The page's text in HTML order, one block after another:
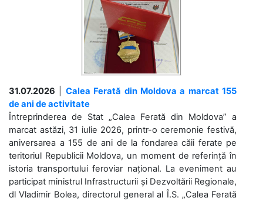
31.07.2026
Calea Ferată din Moldova a marcat 155
de ani de activitate
Întreprinderea de Stat „Calea Ferată din Moldova” a
marcat astăzi, 31 iulie 2026, printr-o ceremonie festivă,
aniversarea a 155 de ani de la fondarea căii ferate pe
teritoriul Republicii Moldova, un moment de referință în
istoria transportului feroviar național. La eveniment au
participat ministrul Infrastructurii și Dezvoltării Regionale,
dl Vladimir Bolea, directorul general al Î.S. „Calea Ferată